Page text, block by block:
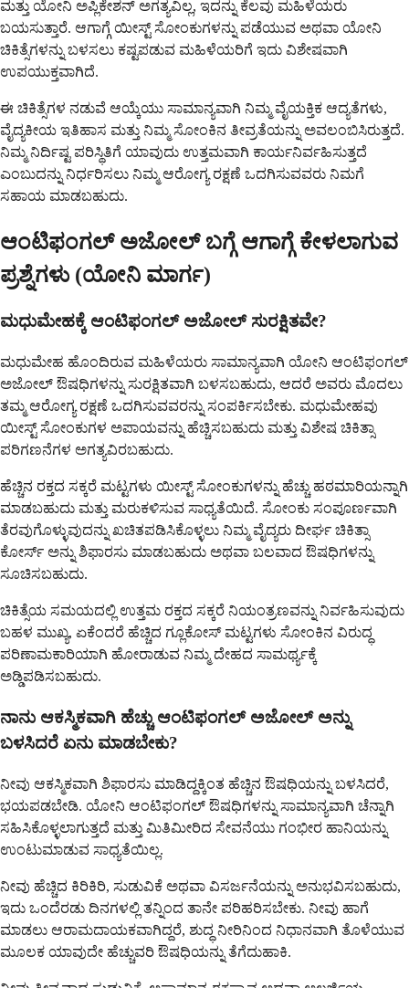
ಮತ್ತು ಯೋನಿ ಅಪ್ಲಿಕೇಶನ್ ಅಗತ್ಯವಿಲ್ಲ, ಇದನ್ನು ಕೆಲವು ಮಹಿಳೆಯರು
ಬಯಸುತ್ತಾರೆ. ಆಗಾಗ್ಗೆ ಯೀಸ್ಟ್ ಸೋಂಕುಗಳನ್ನು ಪಡೆಯುವ ಅಥವಾ ಯೋನಿ
ಚಿಕಿತ್ಸೆಗಳನ್ನು ಬಳಸಲು ಕಷ್ಟಪಡುವ ಮಹಿಳೆಯರಿಗೆ ಇದು ವಿಶೇಷವಾಗಿ
ಉಪಯುಕ್ತವಾಗಿದೆ.
ಈ ಚಿಕಿತ್ಸೆಗಳ ನಡುವೆ ಆಯ್ಕೆಯು ಸಾಮಾನ್ಯವಾಗಿ ನಿಮ್ಮ ವೈಯಕ್ತಿಕ ಆದ್ಯತೆಗಳು,
ವೈದ್ಯಕೀಯ ಇತಿಹಾಸ ಮತ್ತು ನಿಮ್ಮ ಸೋಂಕಿನ ತೀವ್ರತೆಯನ್ನು ಅವಲಂಬಿಸಿರುತ್ತದೆ.
ನಿಮ್ಮ ನಿರ್ದಿಷ್ಟ ಪರಿಸ್ಥಿತಿಗೆ ಯಾವುದು ಉತ್ತಮವಾಗಿ ಕಾರ್ಯನಿರ್ವಹಿಸುತ್ತದೆ
ಎಂಬುದನ್ನು ನಿರ್ಧರಿಸಲು ನಿಮ್ಮ ಆರೋಗ್ಯ ರಕ್ಷಣೆ ಒದಗಿಸುವವರು ನಿಮಗೆ
ಸಹಾಯ ಮಾಡಬಹುದು.
ಆಂಟಿಫಂಗಲ್ ಅಜೋಲ್ ಬಗ್ಗೆ ಆಗಾಗ್ಗೆ ಕೇಳಲಾಗುವ
ಪ್ರಶ್ನೆಗಳು (ಯೋನಿ ಮಾರ್ಗ)
ಮಧುಮೇಹಕ್ಕೆ ಆಂಟಿಫಂಗಲ್ ಅಜೋಲ್ ಸುರಕ್ಷಿತವೇ?
ಮಧುಮೇಹ ಹೊಂದಿರುವ ಮಹಿಳೆಯರು ಸಾಮಾನ್ಯವಾಗಿ ಯೋನಿ ಆಂಟಿಫಂಗಲ್
ಅಜೋಲ್ ಔಷಧಿಗಳನ್ನು ಸುರಕ್ಷಿತವಾಗಿ ಬಳಸಬಹುದು, ಆದರೆ ಅವರು ಮೊದಲು
ತಮ್ಮ ಆರೋಗ್ಯ ರಕ್ಷಣೆ ಒದಗಿಸುವವರನ್ನು ಸಂಪರ್ಕಿಸಬೇಕು. ಮಧುಮೇಹವು
ಯೀಸ್ಟ್ ಸೋಂಕುಗಳ ಅಪಾಯವನ್ನು ಹೆಚ್ಚಿಸಬಹುದು ಮತ್ತು ವಿಶೇಷ ಚಿಕಿತ್ಸಾ
ಪರಿಗಣನೆಗಳ ಅಗತ್ಯವಿರಬಹುದು.
ಹೆಚ್ಚಿನ ರಕ್ತದ ಸಕ್ಕರೆ ಮಟ್ಟಗಳು ಯೀಸ್ಟ್ ಸೋಂಕುಗಳನ್ನು ಹೆಚ್ಚು ಹಠಮಾರಿಯನ್ನಾಗಿ
ಮಾಡಬಹುದು ಮತ್ತು ಮರುಕಳಿಸುವ ಸಾಧ್ಯತೆಯಿದೆ. ಸೋಂಕು ಸಂಪೂರ್ಣವಾಗಿ
ತೆರವುಗೊಳ್ಳುವುದನ್ನು ಖಚಿತಪಡಿಸಿಕೊಳ್ಳಲು ನಿಮ್ಮ ವೈದ್ಯರು ದೀರ್ಘ ಚಿಕಿತ್ಸಾ
ಕೋರ್ಸ್ ಅನ್ನು ಶಿಫಾರಸು ಮಾಡಬಹುದು ಅಥವಾ ಬಲವಾದ ಔಷಧಿಗಳನ್ನು
ಸೂಚಿಸಬಹುದು.
ಚಿಕಿತ್ಸೆಯ ಸಮಯದಲ್ಲಿ ಉತ್ತಮ ರಕ್ತದ ಸಕ್ಕರೆ ನಿಯಂತ್ರಣವನ್ನು ನಿರ್ವಹಿಸುವುದು
ಬಹಳ ಮುಖ್ಯ, ಏಕೆಂದರೆ ಹೆಚ್ಚಿದ ಗ್ಲೂಕೋಸ್ ಮಟ್ಟಗಳು ಸೋಂಕಿನ ವಿರುದ್ಧ
ಪರಿಣಾಮಕಾರಿಯಾಗಿ ಹೋರಾಡುವ ನಿಮ್ಮ ದೇಹದ ಸಾಮರ್ಥ್ಯಕ್ಕೆ
ಅಡ್ಡಿಪಡಿಸಬಹುದು.
ನಾನು ಆಕಸ್ಮಿಕವಾಗಿ ಹೆಚ್ಚು ಆಂಟಿಫಂಗಲ್ ಅಜೋಲ್ ಅನ್ನು
ಬಳಸಿದರೆ ಏನು ಮಾಡಬೇಕು?
ನೀವು ಆಕಸ್ಮಿಕವಾಗಿ ಶಿಫಾರಸು ಮಾಡಿದ್ದಕ್ಕಿಂತ ಹೆಚ್ಚಿನ ಔಷಧಿಯನ್ನು ಬಳಸಿದರೆ,
ಭಯಪಡಬೇಡಿ. ಯೋನಿ ಆಂಟಿಫಂಗಲ್ ಔಷಧಿಗಳನ್ನು ಸಾಮಾನ್ಯವಾಗಿ ಚೆನ್ನಾಗಿ
ಸಹಿಸಿಕೊಳ್ಳಲಾಗುತ್ತದೆ ಮತ್ತು ಮಿತಿಮೀರಿದ ಸೇವನೆಯು ಗಂಭೀರ ಹಾನಿಯನ್ನು
ಉಂಟುಮಾಡುವ ಸಾಧ್ಯತೆಯಿಲ್ಲ.
ನೀವು ಹೆಚ್ಚಿದ ಕಿರಿಕಿರಿ, ಸುಡುವಿಕೆ ಅಥವಾ ವಿಸರ್ಜನೆಯನ್ನು ಅನುಭವಿಸಬಹುದು,
ಇದು ಒಂದೆರಡು ದಿನಗಳಲ್ಲಿ ತನ್ನಿಂದ ತಾನೇ ಪರಿಹರಿಸಬೇಕು. ನೀವು ಹಾಗೆ
ಮಾಡಲು ಆರಾಮದಾಯಕವಾಗಿದ್ದರೆ, ಶುದ್ಧ ನೀರಿನಿಂದ ನಿಧಾನವಾಗಿ ತೊಳೆಯುವ
ಮೂಲಕ ಯಾವುದೇ ಹೆಚ್ಚುವರಿ ಔಷಧಿಯನ್ನು ತೆಗೆದುಹಾಕಿ.